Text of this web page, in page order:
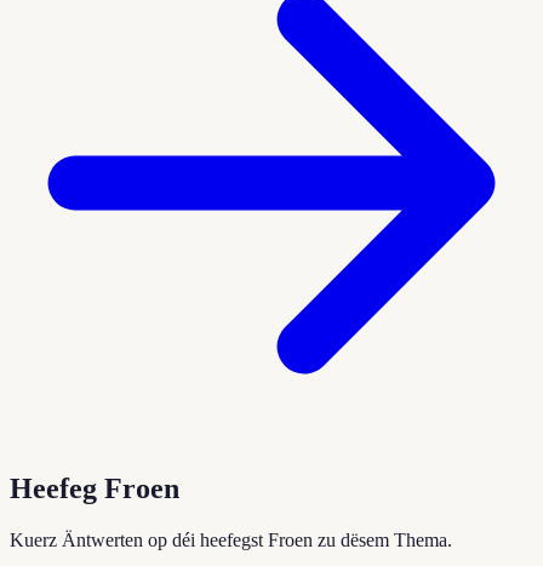
Heefeg Froen
Kuerz Äntwerten op déi heefegst Froen zu dësem Thema.